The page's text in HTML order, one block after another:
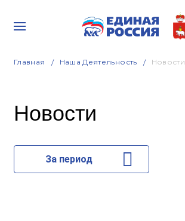
Главная Наша Деятельность Новости
Новости
За период